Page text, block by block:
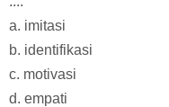
a. imitasi
b. identifikasi
c. motivasi
d. empati